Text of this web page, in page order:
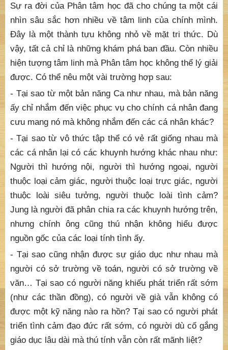
Sự ra đời của Phân tâm học đã cho chúng ta một cái
nhìn sâu sắc hơn nhiều về tâm linh của chính mình.
Đây là một thành tựu không nhỏ về mặt tri thức. Dù
vậy, tất cả chỉ là những khám phá ban đầu. Còn nhiều
hiện tượng tâm linh mà Phân tâm học không thể lý giải
được. Có thể nêu một vài trường hợp sau:
- Tại sao từ một bản năng Ca như nhau, mà bản năng
ấy chỉ nhắm đến việc phục vụ cho chính cá nhân đang
cưu mang nó mà không nhắm đến các cá nhân khác?
- Tại sao từ vô thức tập thể có vẻ rất giống nhau mà
các cá nhân lại có các khuynh hướng khác nhau như:
Người thì hướng nội, người thì hướng ngoại, người
thuộc loại cảm giác, người thuộc loại trực giác, người
thuộc loài siêu tưởng, người thuộc loài tình cảm?
Jung là người đã phân chia ra các khuynh hướng trên,
nhưng chính ông cũng thú nhận không hiểu được
nguồn gốc của các loại tính tình ấy.
- Tại sao cũng nhận được sự giáo dục như nhau mà
người có sở trường về toán, người có sở trường về
văn… Tại sao có người năng khiếu phát triển rất sớm
(như các thần đồng), có người về già vẫn không có
được một kỹ năng nào ra hồn? Tại sao có người phát
triển tình cảm đạo đức rất sớm, có người dù cố gắng
giáo dục lâu dài mà thú tính vẫn còn rất mãnh liệt?